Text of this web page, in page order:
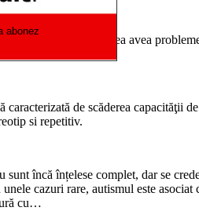
at 5:00am
daca puiul dvs. ar putea avea
caracterizată de scăderea capacităţii
si repetitiv.
sunt încă înțelese complet, dar se
cazuri rare, autismul este
cu…